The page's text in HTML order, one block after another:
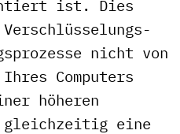
ist. Dies
nicht von
Computers
höheren
gleichzeitig eine